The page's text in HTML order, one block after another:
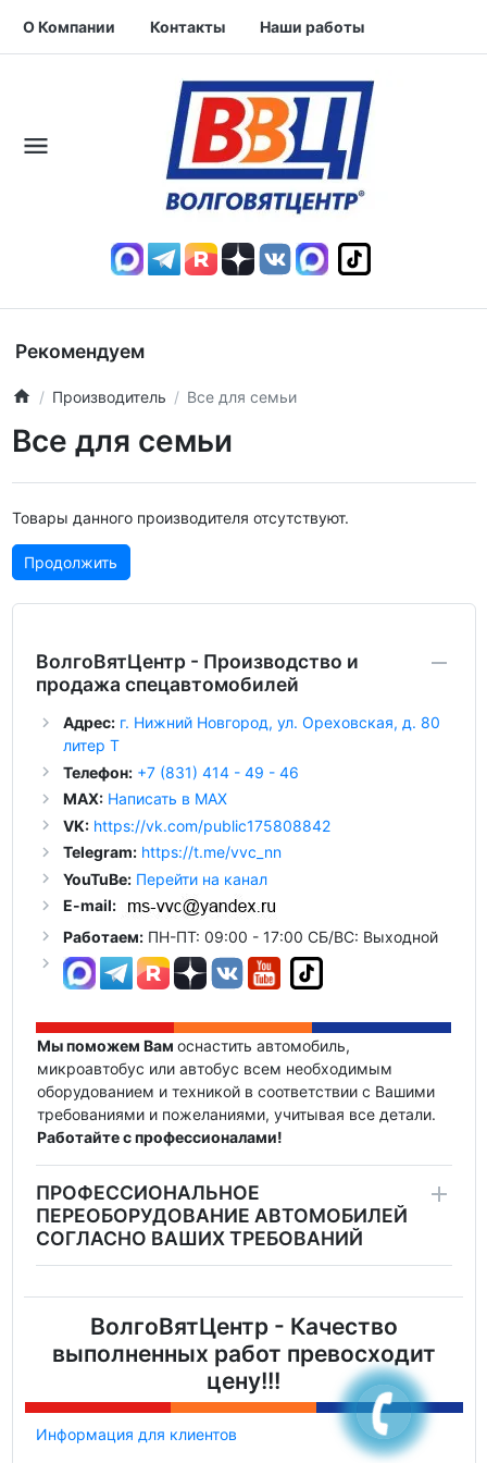
О Компании Контакты Наши работы
Рекомендуем
Производитель Все для семьи
Все для семьи
Товары данного производителя отсутствуют.
Продолжить
ВолгоВятЦентр - Производство и
продажа спецавтомобилей
Адрес: г. Нижний Новгород, ул. Ореховская, д. 80
литер Т
Телефон:+7 (831) 414 - 49 - 46
MAX: Написать в MAX
VK: https://vk.com/public175808842
Telegram: https://t.me/vvc_nn
YouTuBe: Перейти на канал
E-mail:
Работаем:ПН-ПТ: 09:00 - 17:00 СБ/ВС: Выходной
Мы поможем Вам оснастить автомобиль,
микроавтобус или автобус всем необходимым
оборудованием и техникой в соответствии с Вашими
требованиями и пожеланиями, учитывая все детали.
Работайте с профессионалами!
ПРОФЕССИОНАЛЬНОЕ
ПЕРЕОБОРУДОВАНИЕ АВТОМОБИЛЕЙ
СОГЛАСНО ВАШИХ ТРЕБОВАНИЙ
ВолгоВятЦентр - Качество
выполненных работ превосходит
цену!!!
Информация для клиентов